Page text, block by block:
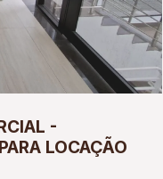
-
LOCAÇÃO